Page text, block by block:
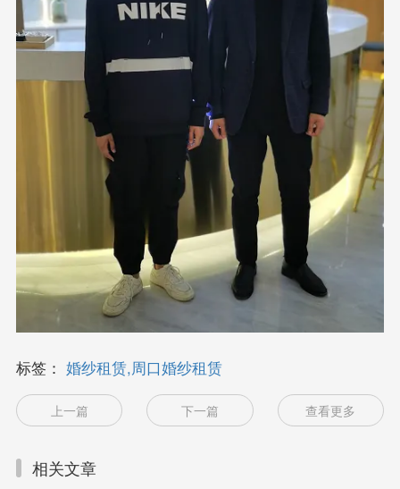
标签： 婚纱租赁,周口婚纱租赁
上一篇 下一篇 查看更多
相关文章